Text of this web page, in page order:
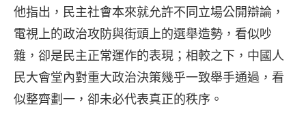
他指出，民主社會本來就允許不同立場公開辯論，
電視上的政治攻防與街頭上的選舉造勢，看似吵
雜，卻是民主正常運作的表現；相較之下，中國人
民大會堂內對重大政治決策幾乎一致舉手通過，看
似整齊劃一，卻未必代表真正的秩序。